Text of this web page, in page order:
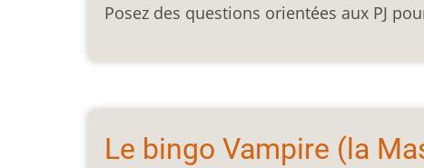
Posez des questions orientées aux PJ
Le bingo Vampire (la